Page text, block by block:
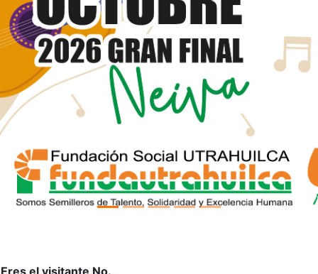
Eres el visitante No.